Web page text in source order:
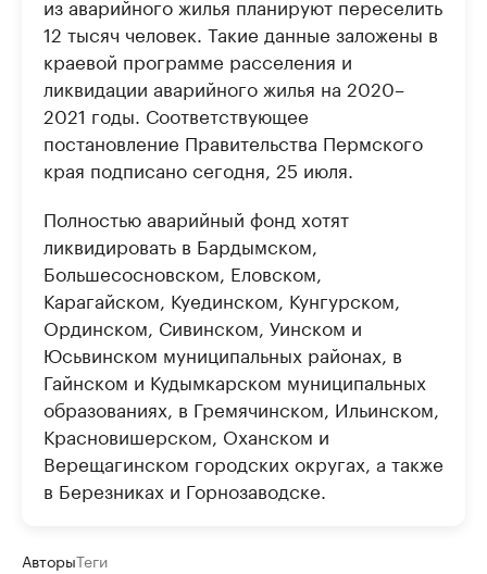
12 тысяч человек. Такие данные заложены в
краевой программе расселения и
ликвидации аварийного жилья на 2020–
2021 годы. Соответствующее
постановление Правительства Пермского
края подписано сегодня, 25 июля.
Полностью аварийный фонд хотят
ликвидировать в Бардымском,
Большесосновском, Еловском,
Карагайском, Куединском, Кунгурском,
Ординском, Сивинском, Уинском и
Юсьвинском муниципальных районах, в
Гайнском и Кудымкарском муниципальных
образованиях, в Гремячинском, Ильинском,
Красновишерском, Оханском и
Верещагинском городских округах, а также
в Березниках и Горнозаводске.
АвторыТеги